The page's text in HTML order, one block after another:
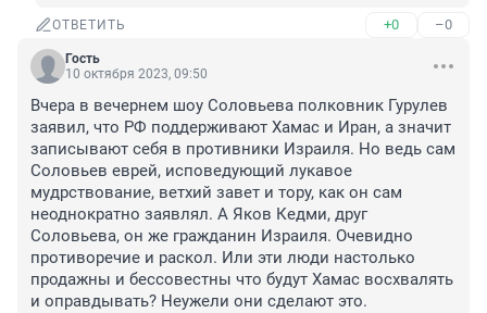
ОТВЕТИТЬ +0 –0
Гость
10 октября 2023, 09:50
Вчера в вечернем шоу Соловьева полковник Гурулев
заявил, что РФ поддерживают Хамас и Иран, а значит
записывают себя в противники Израиля. Но ведь сам
Соловьев еврей, исповедующий лукавое
мудрствование, ветхий завет и тору, как он сам
неоднократно заявлял. А Яков Кедми, друг
Соловьева, он же гражданин Израиля. Очевидно
противоречие и раскол. Или эти люди настолько
продажны и бессовестны что будут Хамас восхвалять
и оправдывать? Неужели они сделают это.